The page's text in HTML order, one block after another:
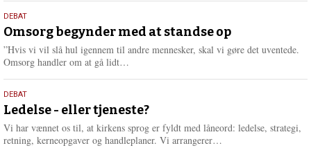
e
r
e
9.
juli
2026
DEBAT
Omsorg begynder med at standse op
”Hvis vi vil slå hul igennem til andre mennesker, skal vi gøre det uventede.
Omsorg handler om at gå lidt…
e
r
e
10.
juni
2026
DEBAT
Ledelse - eller tjeneste?
Vi har vænnet os til, at kirkens sprog er fyldt med låneord: ledelse, strategi,
retning, kerneopgaver og handleplaner. Vi arrangerer…